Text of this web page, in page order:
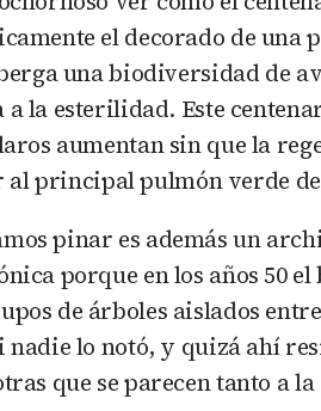
el decorado de
una biodiversidad de
la esterilidad. Este
aumentan sin que la
principal pulmón verde
pinar es además un
porque en los años 50
de árboles aislados
nadie lo notó, y quizá ahí
que se parecen tanto a